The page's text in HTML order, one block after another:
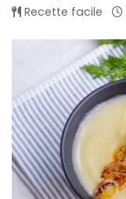
Recette facile